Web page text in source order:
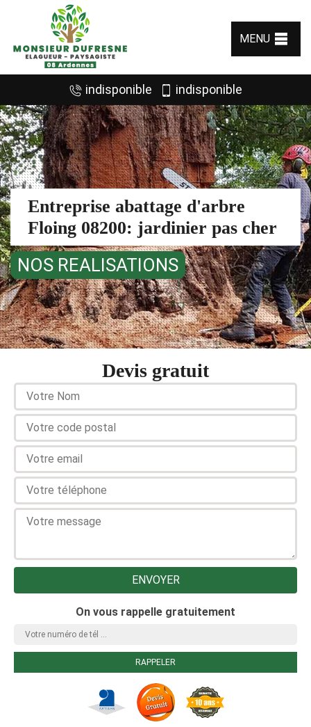
MENU
indisponible indisponible
Entreprise abattage d'arbre
Floing 08200: jardinier pas cher
NOS REALISATIONS
Devis gratuit
On vous rappelle gratuitement